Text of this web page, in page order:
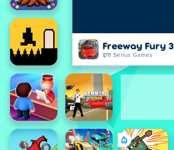
Freeway Fury 3
द्वारा Serius Games